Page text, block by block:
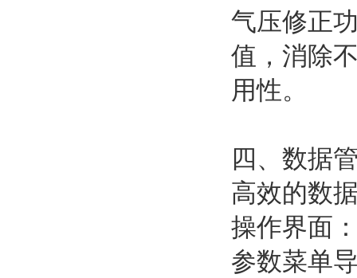
气压修正
值，消除
用性。
四、数据
高效的数
操作界面
参数菜单